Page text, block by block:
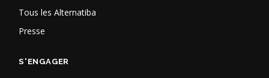
Tous les Alternatiba
Presse
S'ENGAGER